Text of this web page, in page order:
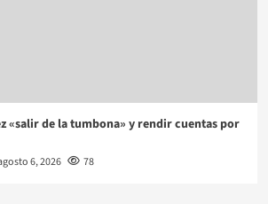
«salir de la tumbona» y rendir cuentas por
6, 2026 78